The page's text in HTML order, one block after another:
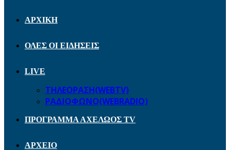
ΑΡΧΙΚΗ
ΟΛΕΣ ΟΙ ΕΙΔΗΣΕΙΣ
LIVE
ΤΗΛΕΟΡΑΣΗ(WEBTV)
ΡΑΔΙΟΦΩΝΟ(WEBRADIO)
ΠΡΟΓΡΑΜΜΑ ΑΧΕΛΩΟΣ TV
ΑΡΧΕΙΟ